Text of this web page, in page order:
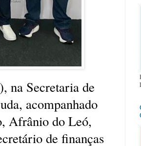
na Secretaria de
acompanhado
Afrânio do Leó,
de finanças